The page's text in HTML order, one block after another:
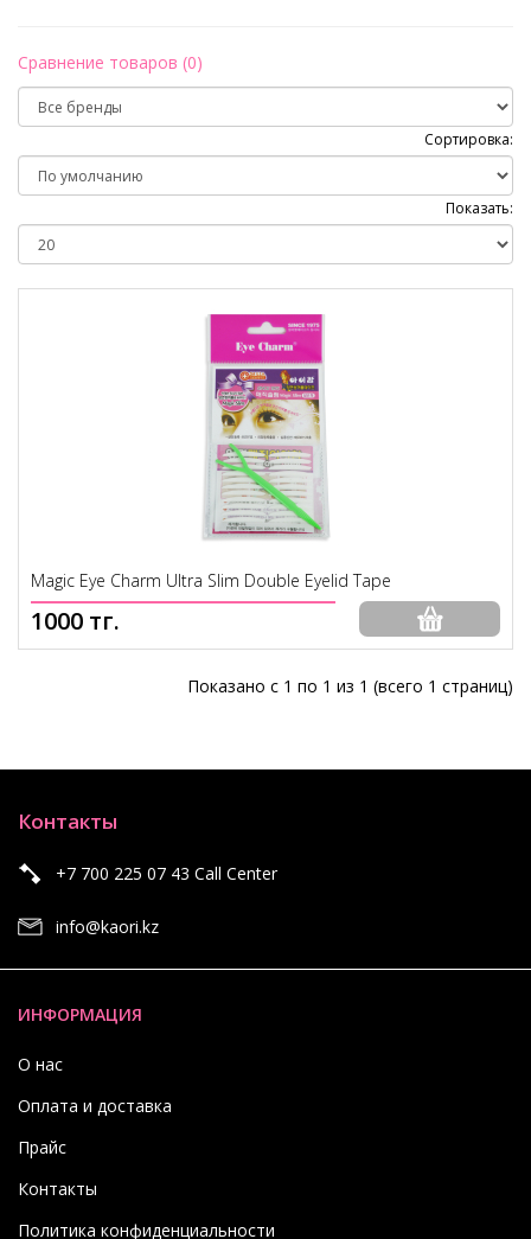
Сравнение товаров (0)
Сортировка:
Показать:
Magic Eye Charm Ultra Slim Double Eyelid Tape
1000 тг.
Показано с 1 по 1 из 1 (всего 1 страниц)
Контакты
+7 700 225 07 43 Call Center
info@kaori.kz
ИНФОРМАЦИЯ
О нас
Оплата и доставка
Прайс
Контакты
Политика конфиденциальности